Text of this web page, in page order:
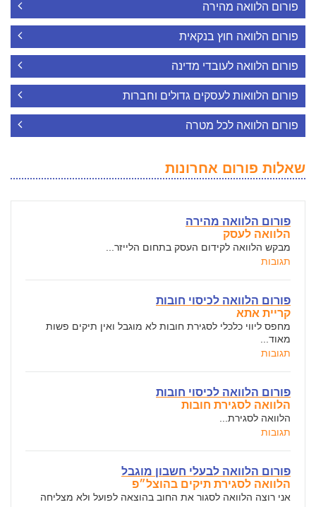
פורום הלוואה מהירה
פורום הלוואה חוץ בנקאית
פורום הלוואה לעובדי מדינה
פורום הלוואות לעסקים גדולים וחברות
פורום הלוואה לכל מטרה
שאלות פורום אחרונות
פורום הלוואה מהירה
הלוואה לעסק
מבקש הלוואה לקידום העסק בתחום הלייזר...
תגובות
פורום הלוואה לכיסוי חובות
קריית אתא
מחפס ליווי כלכלי לסגירת חובות לא מוגבל ואין תיקים פשות
מאוד...
תגובות
פורום הלוואה לכיסוי חובות
הלוואה לסגירת חובות
הלוואה לסגירת...
תגובות
פורום הלוואה לבעלי חשבון מוגבל
הלוואה לסגירת תיקים בהוצל״פ
אני רוצה הלוואה לסגור את החוב בהוצאה לפועל ולא מצליחה